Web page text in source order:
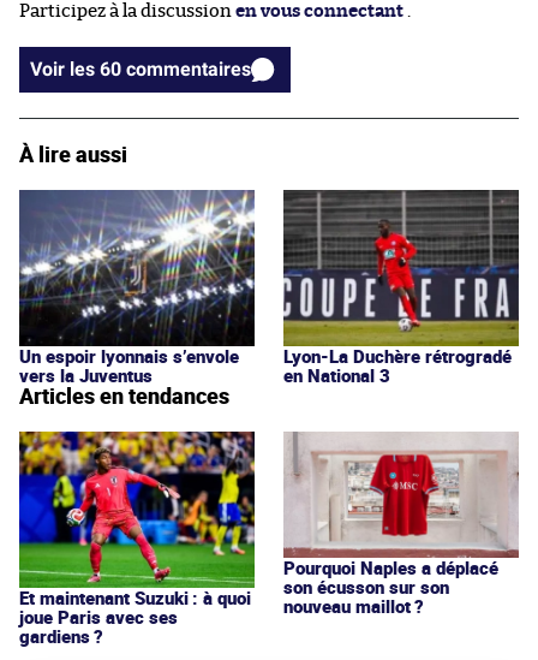
Participez à la discussion en vous connectant
Voir les 60 commentaires
À lire aussi
Un espoir lyonnais s’envole
vers la Juventus
Lyon-La Duchère rétrogradé
en National 3
Articles en tendances
Et maintenant Suzuki : à quoi
joue Paris avec ses
gardiens ?
Pourquoi Naples a déplacé
son écusson sur son
nouveau maillot ?